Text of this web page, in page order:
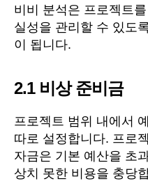
비비 분석은 프로젝트
실성을 관리할 수 있도
이 됩니다.
2.1 비상 준비금
프로젝트 범위 내에서
따로 설정합니다. 프로
자금은 기본 예산을 초
상치 못한 비용을 충당